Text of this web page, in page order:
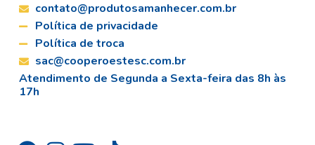
contato@produtosamanhecer.com.br
Política de privacidade
Política de troca
sac@cooperoestesc.com.br
Atendimento de Segunda a Sexta-feira das 8h às
17h